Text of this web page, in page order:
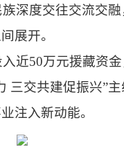
深度交往交流交
展开。
近50万元援藏资
交共建促振兴”
注入新动能。